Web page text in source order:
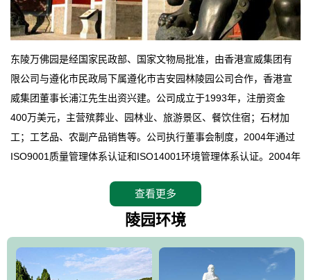
东陵万佛园是经国家民政部、国家文物局批准，由香港宣威集团有
限公司与遵化市民政局下属遵化市吉安园林陵园公司合作，香港宣
威集团董事长浦江先生出资兴建。公司成立于1993年，注册资金
400万美元，主营殡葬业、园林业、旅游景区、餐饮住宿；石材加
工；工艺品、农副产品销售等。公司执行董事会制度，2004年通过
ISO9001质量管理体系认证和ISO14001环境管理体系认证。2004年
拥有4A级旅游区头衔的花园式陵园，园内建有四星级酒店一座。
万佛园位于遵化市境内，座落在世界文化遗产清东陵地形墙内，地
形绝佳，地理位置优越，交通便利。公司以“建设全国顶级人生后花
园、打造佛教精品旅游圣地”为目标，以海外归侨、国内外知名人士
的墓地安葬、祭祀吊亡并结合旅游参观构成其主要使用功能；以苍
查看更多
陵园环境